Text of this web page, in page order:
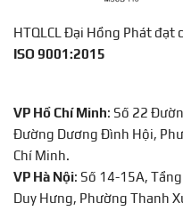
HTQLCL Đại Hồng Phát
ISO 9001:2015
VP Hồ Chí Minh: Số 22
Đường Dương Đình Hội,
Chí Minh.
VP Hà Nội: Số 14-15A,
Duy Hưng, Phường Thanh